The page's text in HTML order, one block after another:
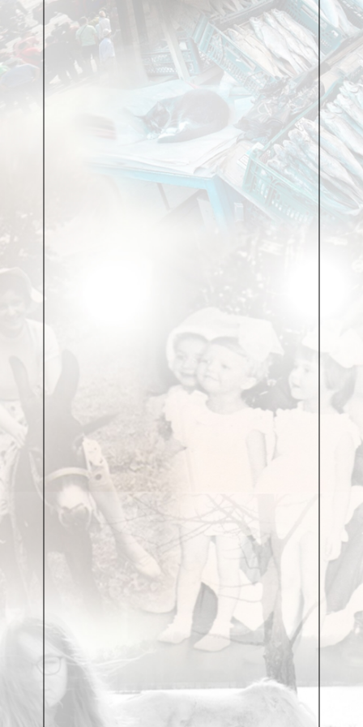
уважительной причине. Дело в том, что
театральные костюмы для самодеятельных
спектаклей школа шить не могла, на это не
отпускались средства. Поэтому дирекция заключала
шефские договора с определенными столичными
театральными коллективами, которые выдавали
реквизит, что называется, напрокат и бесплатно.
Правда, таких щедрых театральных дирекций было
мало, а самодеятельные коллективы в послевоенной
Москве работали практически при каждой мужской
и во многих женских школах, вот и приходилось за
две-три недели до школьной постановки
скоростях переодевались, гримировались и
Вкус и даже страсть к лицедейству входили в
юношу Гафта не только через школьную
самодеятельность. С некоторых пор он
пристрастился посещать и московские театры.
Любимым для него на долгие годы стал Театр
оперетты. Не в последнюю очередь, наверное, еще и
потому, что там в буфете торговала мороженым
подруга его замечательной тети Фени – Аннушка. А
Валя в то время любил мороженое, прости господи,
не меньше, чем театр. Он знал и понимал в нем
десяток лет жизни, может без труда перечислить
наименование столичного мороженого первых
послевоенных лет: мороженое фруктовое в
картонном стаканчике, эскимо на палочке,
молочное, крем-брюле, шоколадное, сливочное в
брикетах на вафлях, рожок, сливочное в вафельном
стаканчике с кремовой розочкой, пломбир в
вафельном или картонном стаканчике,
ленинградское, шоколадный батончик с жареными